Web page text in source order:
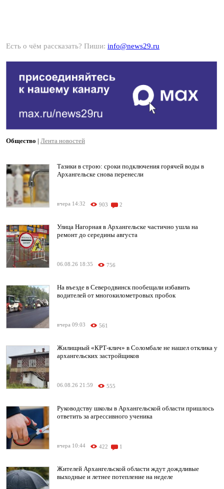
Есть о чём рассказать? Пиши: info@news29.ru
Общество | Лента новостей
Тазики в строю: сроки подключения горячей воды в
Архангельске снова перенесли
вчера 14:32 903 2
Улица Нагорная в Архангельске частично ушла на
ремонт до середины августа
06.08.26 18:35 756
На въезде в Северодвинск пообещали избавить
водителей от многокилометровых пробок
вчера 09:03 561
Жилищный «КРТ-клич» в Соломбале не нашел отклика у
архангельских застройщиков
06.08.26 21:59 555
Руководству школы в Архангельской области пришлось
ответить за агрессивного ученика
вчера 10:44 422 1
Жителей Архангельской области ждут дождливые
выходные и летнее потепление на неделе